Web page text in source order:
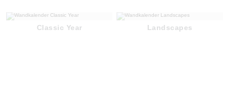
Classic Year Landscapes